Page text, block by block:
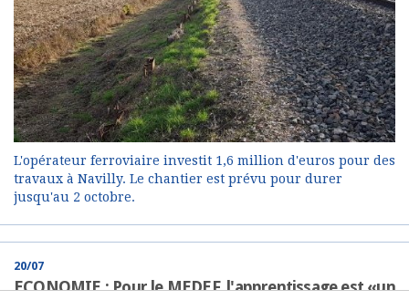
L'opérateur ferroviaire investit 1,6 million d'euros pour des
travaux à Navilly. Le chantier est prévu pour durer
jusqu'au 2 octobre.
20/07
ECONOMIE : Pour le MEDEF, l'apprentissage est «un